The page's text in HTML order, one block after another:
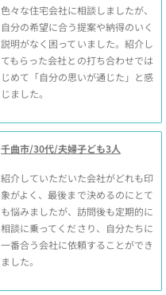
色々な住宅会社に相談しましたが、
自分の希望に合う提案や納得のいく
説明がなく困っていました。紹介し
てもらった会社との打ち合わせでは
じめて「自分の思いが通じた」と感
じました。
千曲市/30代/夫婦子ども3人
紹介していただいた会社がどれも印
象がよく、最後まで決めるのにとて
も悩みましたが、訪問後も定期的に
相談に乗ってくださり、自分たちに
一番合う会社に依頼することができ
ました。